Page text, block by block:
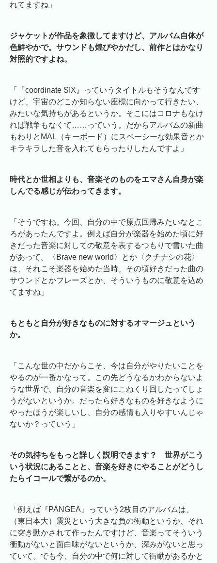
れてますね」
ジャケットが作品を象徴してますけど、アルバム自体が
色鮮やかで。サウンドも煌びやかだし、前作とはかなり
対照的ですよね。
「『coordinate SIX』っていうタイトルもそうなんです
けど、宇宙のどこか知らない座標に向かって行きたい、
みたいな気持ちがあるというか。そこにはコロナもなけ
れば戦争もなくて……っていう。だからアルバムの新曲
もわりとMAL（キーボード）にスペーシーな効果音とか
キラキラした音を入れてもらったりしたんですよ」
時代とか世相よりも、音楽そのものをエマさん自身が楽
しんでる感じが伝わってきます。
「そうですね。今回、自分の中で原点回帰みたいなとこ
ろがあったんですよ。例えば自分が楽器を始めた頃に好
きだった音楽に対しての敬意を表するつもりで書いた曲
があって。〈Brave new world〉とか〈クチナシの花〉
は、それこそ楽器を始めた当時、その頃好きだった曲の
サウンドとかフレーズとか、そういうものに敬意を込め
てますね」
もともと自分が好きなものに対するオマージュという
か。
「こんな世の中だからこそ、今は自分がやりたいことを
やるのが一番かなって。この先どうなるかわからないよ
うな世界で、自分の音楽を変にこねくり回したってしょ
うがないというか。だったら好きなものを好きなように
やったほうが楽しいし、自分の感情も入りやすいんじゃ
ないか？っていう」
その気持ちをもっと詳しく説明できます？ 世界がこう
いう状況にあることと、音楽を好きにやることがどうし
たらイコールで繋がるのか。
「例えば『PANGEA』っていう2枚目のアルバムは、
（東日本大）震災という大きな負の衝動というか、それ
に突き動かされて作ったんですけど、音楽ってそういう
衝動がないと面白味がないというか、深みがないと思っ
ていて。でも今、自分の中で何に対して衝動があるかと